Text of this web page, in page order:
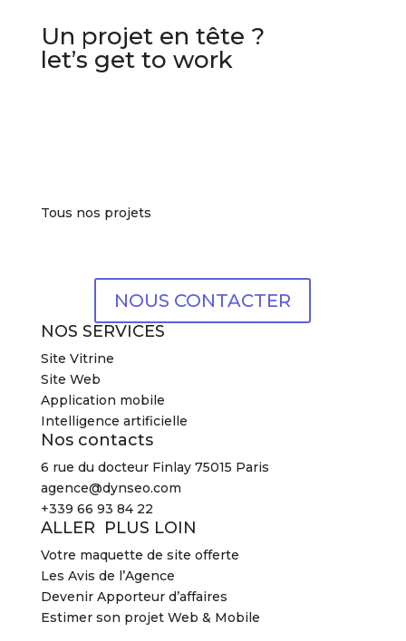
Un projet en tête ?
let’s get to work
Tous nos projets
NOUS CONTACTER
NOS SERVICES
Site Vitrine
Site Web
Application mobile
Intelligence artificielle
Nos contacts
6 rue du docteur Finlay 75015 Paris
agence@dynseo.com
+339 66 93 84 22
ALLER PLUS LOIN
Votre maquette de site offerte
Les Avis de l’Agence
Devenir Apporteur d’affaires
Estimer son projet Web & Mobile